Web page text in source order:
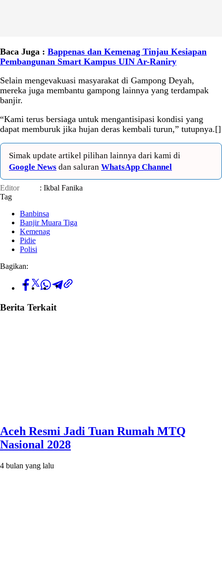
Baca Juga : Bappenas dan Kemenag Tinjau Kesiapan
Pembangunan Smart Kampus UIN Ar-Raniry
Selain mengevakuasi masyarakat di Gampong Deyah,
mereka juga membantu gampong lainnya yang terdampak
banjir.
“Kami terus bersiaga untuk mengantisipasi kondisi yang
dapat memburuk jika hujan deras kembali turun,” tutupnya.[]
Simak update artikel pilihan lainnya dari kami di
Google News dan saluran WhatsApp Channel
Editor
: Ikbal Fanika
Tag
Banbinsa
Banjir Muara Tiga
Kemenag
Pidie
Polisi
Bagikan:
Berita Terkait
Aceh Resmi Jadi Tuan Rumah MTQ
Nasional 2028
4 bulan yang lalu